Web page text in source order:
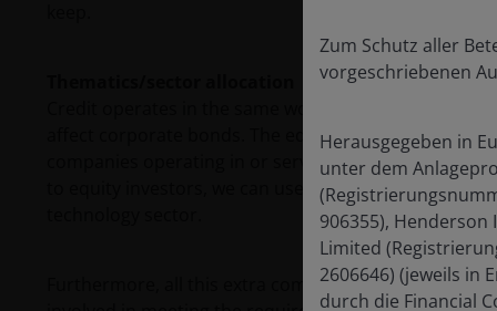
affect corporate bonds. The equity market may
companies operating in or servicing the
to equity investors, we can use these companies to
Furthermore, all this extra computing power fuels a
Zum Schutz aller
vorgeschriebenen
Herausgegeben in
unter dem
906355),
Limited
2606646) (jeweils in
durch die Financial